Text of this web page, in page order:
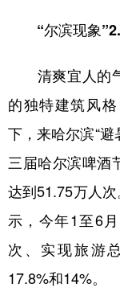
“尔滨现象
清爽宜人的气
的独特建筑风
下，来哈尔滨“
三届哈尔滨啤酒
达到51.75万人
示，今年1至6
次、实现旅游
17.8%和14%。